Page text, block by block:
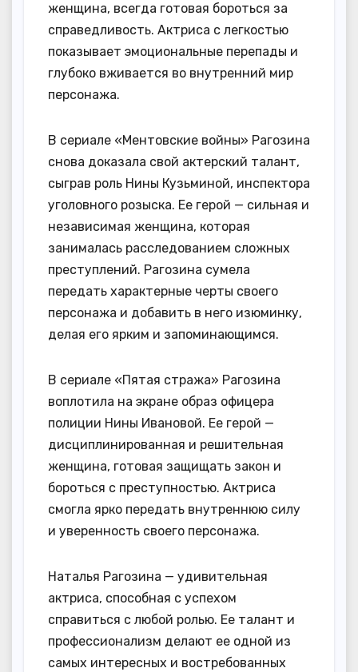
женщина, всегда готовая бороться за
справедливость. Актриса с легкостью
показывает эмоциональные перепады и
глубоко вживается во внутренний мир
персонажа.
В сериале «Ментовские войны» Рагозина
снова доказала свой актерский талант,
сыграв роль Нины Кузьминой, инспектора
уголовного розыска. Ее герой — сильная и
независимая женщина, которая
занималась расследованием сложных
преступлений. Рагозина сумела
передать характерные черты своего
персонажа и добавить в него изюминку,
делая его ярким и запоминающимся.
В сериале «Пятая стража» Рагозина
воплотила на экране образ офицера
полиции Нины Ивановой. Ее герой —
дисциплинированная и решительная
женщина, готовая защищать закон и
бороться с преступностью. Актриса
смогла ярко передать внутреннюю силу
и уверенность своего персонажа.
Наталья Рагозина — удивительная
актриса, способная с успехом
справиться с любой ролью. Ее талант и
профессионализм делают ее одной из
самых интересных и востребованных